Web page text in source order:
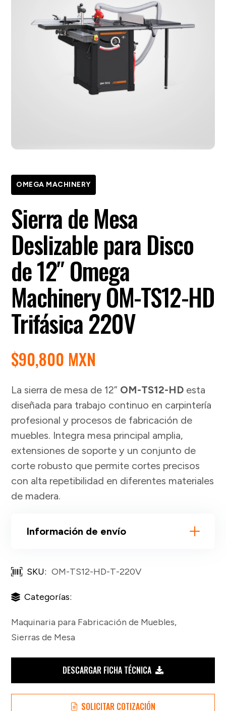
OMEGA MACHINERY
Sierra de Mesa
Deslizable para Disco
de 12″ Omega
Machinery OM-TS12-HD
Trifásica 220V
$90,800 MXN
La sierra de mesa de 12” OM-TS12-HD esta
diseñada para trabajo continuo en carpintería
profesional y procesos de fabricación de
muebles. Integra mesa principal amplia,
extensiones de soporte y un conjunto de
corte robusto que permite cortes precisos
con alta repetibilidad en diferentes materiales
de madera.
Información de envío
SKU: OM-TS12-HD-T-220V
Categorías:
Maquinaria para Fabricación de Muebles,
Sierras de Mesa
DESCARGAR FICHA TÉCNICA
SOLICITAR COTIZACIÓN